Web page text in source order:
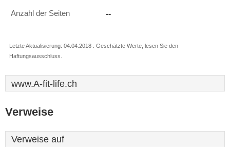
Anzahl der Seiten --
Letzte Aktualisierung: 04.04.2018 . Geschätzte Werte, lesen Sie den
Haftungsausschluss.
www.A-fit-life.ch
Verweise
Verweise auf